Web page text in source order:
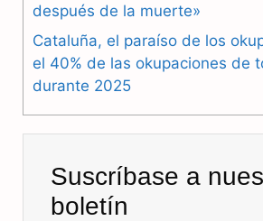
después de la muerte»
Cataluña, el paraíso de los
el 40% de las okupaciones de
durante 2025
Suscríbase a
boletín